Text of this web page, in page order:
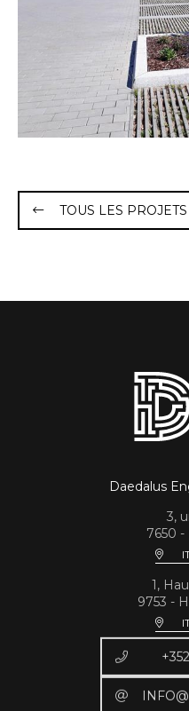
TOUS LES PROJETS
Daedalus
3,
7650
1,
9753 -